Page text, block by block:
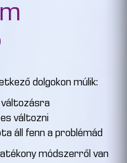
dolgokon múlik:
változásra
változni
áll fenn a problémád
módszerről van